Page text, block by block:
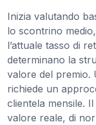
Inizia valutando
lo scontrino
l’attuale tasso di
determinano la
valore del premio.
richiede un
clientela mensile.
valore reale, di